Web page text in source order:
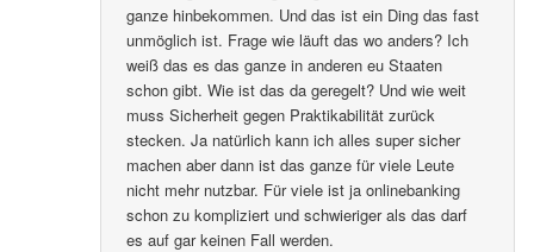
ganze hinbekommen. Und das ist ein Ding das fast
unmöglich ist. Frage wie läuft das wo anders? Ich
weiß das es das ganze in anderen eu Staaten
schon gibt. Wie ist das da geregelt? Und wie weit
muss Sicherheit gegen Praktikabilität zurück
stecken. Ja natürlich kann ich alles super sicher
machen aber dann ist das ganze für viele Leute
nicht mehr nutzbar. Für viele ist ja onlinebanking
schon zu kompliziert und schwieriger als das darf
es auf gar keinen Fall werden.